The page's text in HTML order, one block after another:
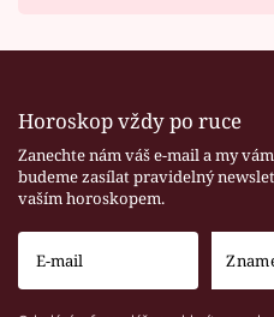
Horoskop vždy po ruce
Zanechte nám váš e-mail a my vám
budeme zasílat pravidelný
vaším horoskopem.